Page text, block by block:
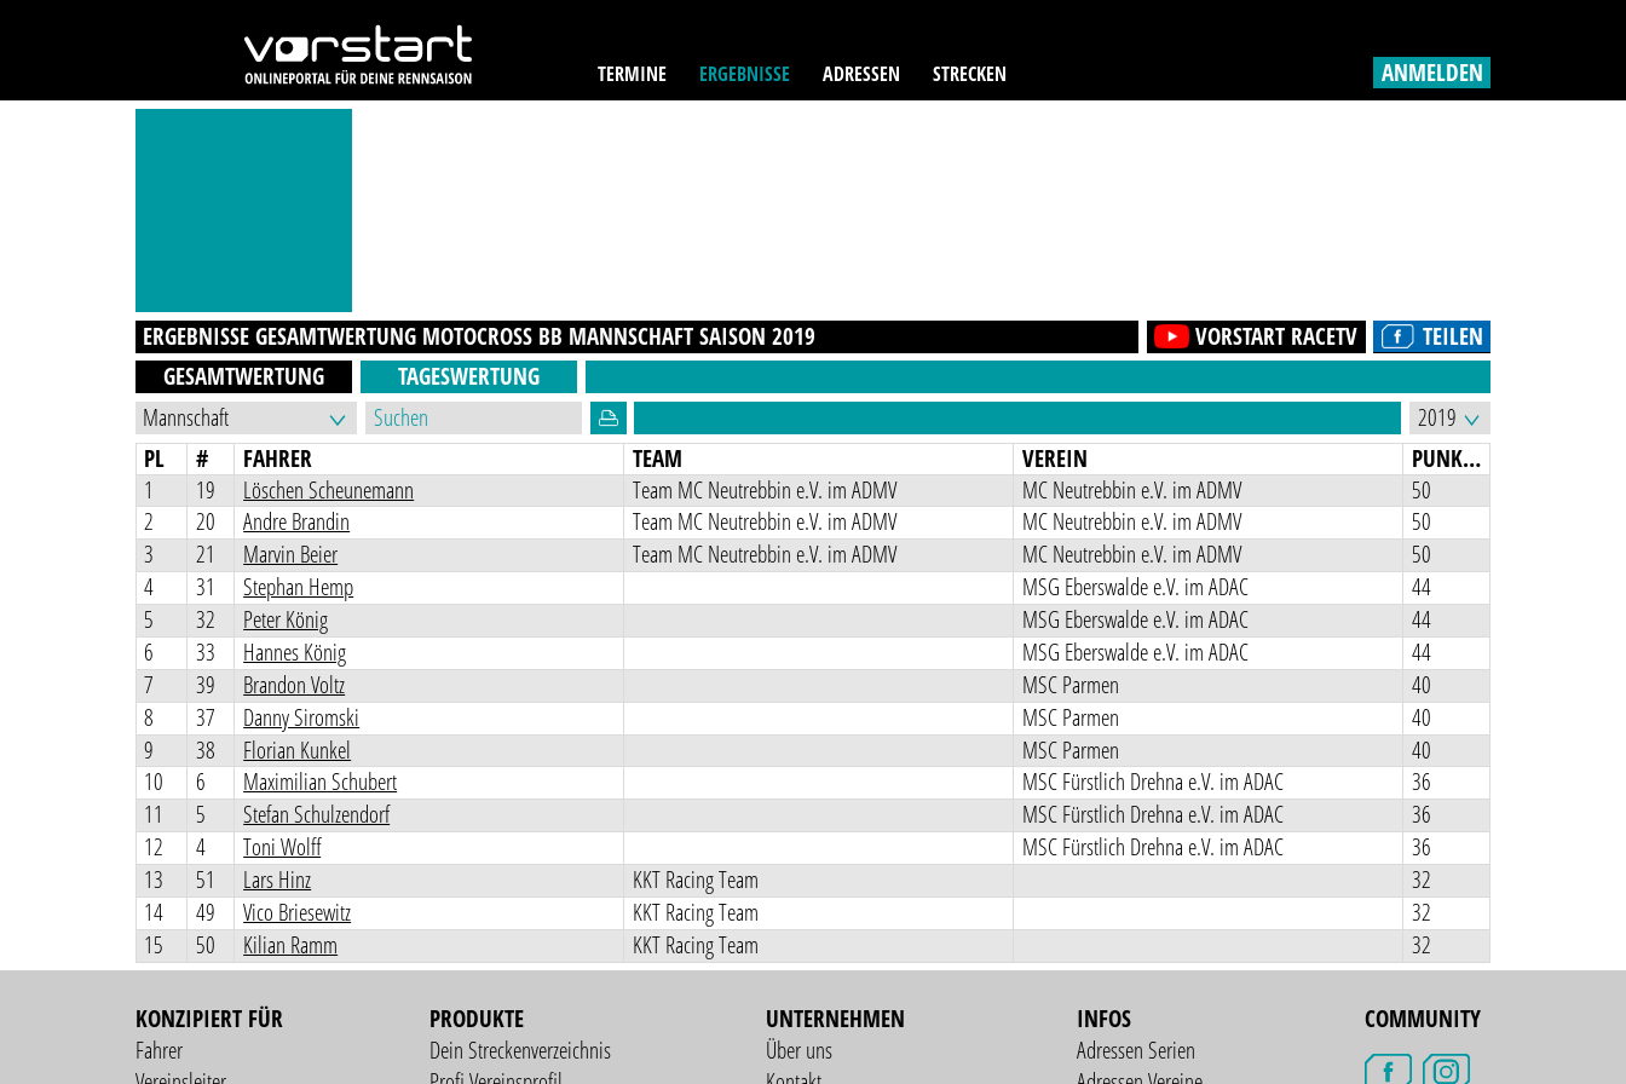
TERMINE ERGEBNISSE ADRESSEN STRECKEN ANMELDEN
ERGEBNISSE GESAMTWERTUNG MOTOCROSS BB MANNSCHAFTSAISON2019 TEILEN
VORSTART RACETV
GESAMTWERTUNG
TAGESWERTUNG
PL # FAHRER TEAM VEREIN
PUNKTE
1
19 Löschen Scheunemann Team MC Neutrebbin e.V. im ADMV MC Neutrebbin e.V. im ADMV
50
2
20 Andre Brandin Team MC Neutrebbin e.V. im ADMV MC Neutrebbin e.V. im ADMV
50
3
21 Marvin Beier Team MC Neutrebbin e.V. im ADMV MC Neutrebbin e.V. im ADMV
50
4
31 Stephan Hemp MSG Eberswalde e.V. im ADAC
44
5
32 Peter König MSG Eberswalde e.V. im ADAC
44
6
33 Hannes König MSG Eberswalde e.V. im ADAC
44
7
39 Brandon Voltz MSC Parmen
40
8
37 Danny Siromski MSC Parmen
40
9
38 Florian Kunkel MSC Parmen
40
10
6 Maximilian Schubert MSC Fürstlich Drehna e.V. im ADAC
36
11
5 Stefan Schulzendorf MSC Fürstlich Drehna e.V. im ADAC
36
12
4 Toni Wolff MSC Fürstlich Drehna e.V. im ADAC
36
13
51 Lars Hinz KKT Racing Team
32
14
49 Vico Briesewitz KKT Racing Team
32
15
50 Kilian Ramm KKT Racing Team 32
KONZIPIERT FÜR
Fahrer
PRODUKTE
Dein Streckenverzeichnis
UNTERNEHMEN
Über uns
INFOS
Adressen Serien
COMMUNITY